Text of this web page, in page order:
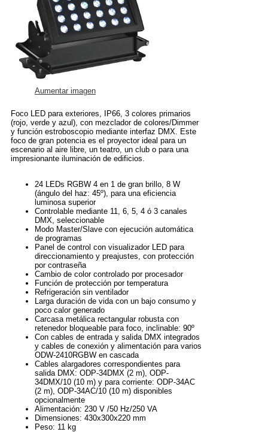
Aumentar imagen
Foco LED para exteriores, IP66, 3 colores primarios
(rojo, verde y azul), con mezclador de colores/Dimmer
y función estroboscopio mediante interfaz DMX. Este
foco de gran potencia es el proyector ideal para un
escenario al aire libre, un teatro, un club o para una
impresionante iluminación de edificios.
24 LEDs RGBW 4 en 1 de gran brillo, 8 W
(ángulo del haz: 45º), para una eficiencia
luminosa superior
Controlable mediante 11, 6, 5, 4 ó 3 canales
DMX, seleccionable
Modo Master/Slave con ejecución automática
de programas
Panel de control con visualizador LED para
direccionamiento y preajustes, con protección
por contraseña
Cambio de color controlado por procesador
Función de protección por temperatura
Refrigeración sin ventilador
Larga duración de vida con un bajo consumo y
poco calor generado
Carcasa metálica rectangular robusta con
retenedor bloqueable para foco, inclinable: 90º
Con cables de entrada y salida DMX integrados
y cables de conexión y alimentación para varios
ODW-2410RGBW en cascada
Cables alargadores correspondientes para
salida DMX: ODP-34DMX (2 m), ODP-
34DMX/10 (10 m) y para corriente: ODP-34AC
(2 m), ODP-34AC/10 (10 m) disponibles
opcionalmente
Alimentación: 230 V /50 Hz/250 VA
Dimensiones: 430x300x220 mm
Peso: 11 kg